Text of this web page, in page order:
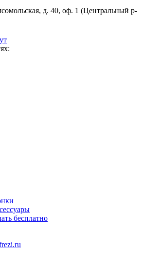
д. 40, оф. 1 (Центральный р-
бесплатно